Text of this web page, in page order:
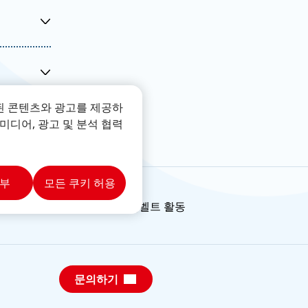
더보기
대
글로벌 포셔벨트 활동
문의하기
콘텐츠와 광고를 제공하
디어, 광고 및 분석 협력
모든 쿠키 허용